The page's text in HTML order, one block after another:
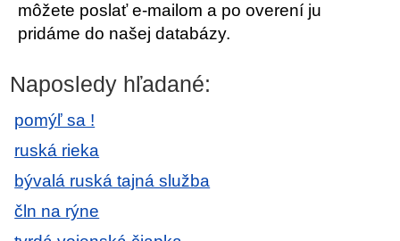
môžete poslať e-mailom a po overení ju
pridáme do našej databázy.
Naposledy hľadané:
pomýľ sa !
ruská rieka
bývalá ruská tajná služba
čln na rýne